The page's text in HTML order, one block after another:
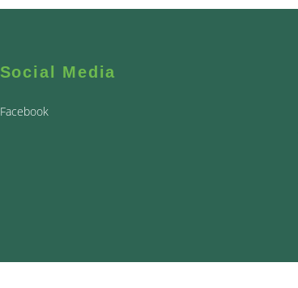
Social Media
Facebook